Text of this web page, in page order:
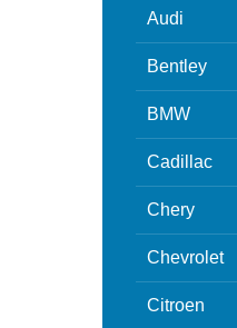
Audi
Bentley
BMW
Cadillac
Chery
Chevrolet
Citroen